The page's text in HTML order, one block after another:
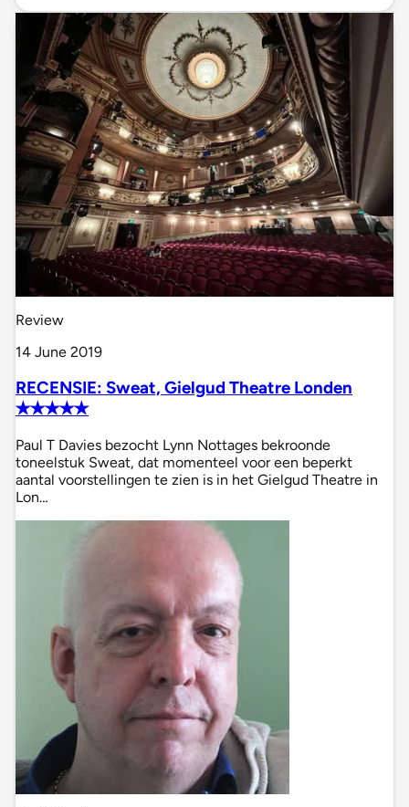
Review
14 June 2019
RECENSIE: Sweat, Gielgud Theatre Londen
✭✭✭✭✭
Paul T Davies bezocht Lynn Nottages bekroonde
toneelstuk Sweat, dat momenteel voor een beperkt
aantal voorstellingen te zien is in het Gielgud Theatre in
Lon…